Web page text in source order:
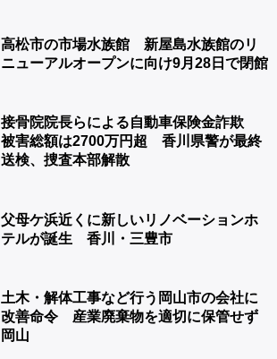
高松市の市場水族館 新屋島水族館のリ
ニューアルオープンに向け9月28日で閉館
接骨院院長らによる自動車保険金詐欺
被害総額は2700万円超 香川県警が最終
送検、捜査本部解散
父母ケ浜近くに新しいリノベーションホ
テルが誕生 香川・三豊市
土木・解体工事など行う岡山市の会社に
改善命令 産業廃棄物を適切に保管せず
岡山